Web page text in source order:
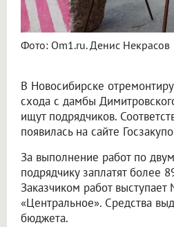
Фото: Om1.ru. Денис Некрасов
В Новосибирске
схода с дамбы
ищут подрядчиков.
появилась на сайте
За выполнение работ по
подрядчику заплатят более
Заказчиком работ
«Центральное». Средства
бюджета.